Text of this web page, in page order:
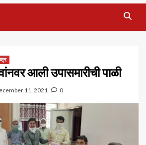
आली उपासमारीची पाळी
11, 2021 0